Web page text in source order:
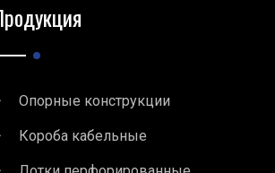
Опорные конструкции
Короба кабельные